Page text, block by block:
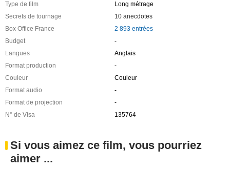
Type de film
Long métrage
Secrets de tournage
10 anecdotes
Box Office France
2 893 entrées
Budget
-
Langues
Anglais
Format production
-
Couleur
Couleur
Format audio
-
Format de projection
-
N° de Visa
135764
Si vous aimez ce film, vous pourriez
aimer ...